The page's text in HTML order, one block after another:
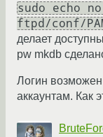
sudo echo
ftpd/conf/
делает
pw mkdb
Логин
аккаунтам. Как